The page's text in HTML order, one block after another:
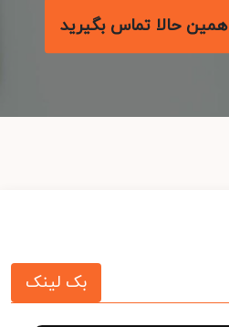
همین حالا تماس بگیرید
بک لینک